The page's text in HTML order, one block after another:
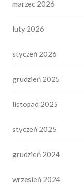
marzec 2026
luty 2026
styczeń 2026
grudzień 2025
listopad 2025
styczeń 2025
grudzień 2024
wrzesień 2024